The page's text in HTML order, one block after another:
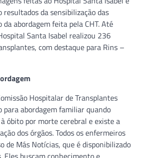
resultados da sensibilização das
abordagem feita pela CHT. Até
Santa Isabel realizou 236
com destaque para Rins –
Hospitalar de Transplantes
para abordagem familiar quando
óbito por morte cerebral e existe a
dos órgãos. Todos os enfermeiros
de Más Notícias, que é disponibilizado